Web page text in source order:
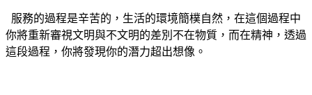
服務的過程是辛苦的，生活的環境簡樸自然，在這個過程中
你將重新審視文明與不文明的差別不在物質，而在精神，透過
這段過程，你將發現你的潛力超出想像。